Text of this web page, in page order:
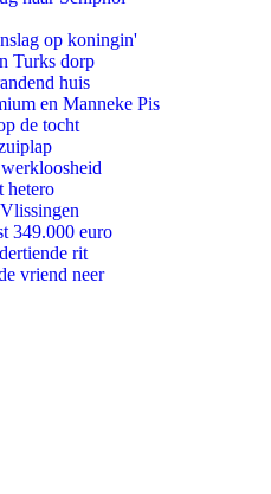
op koningin'
Turks dorp
huis
en Manneke Pis
de tocht
hetero
349.000 euro
rit
vriend neer